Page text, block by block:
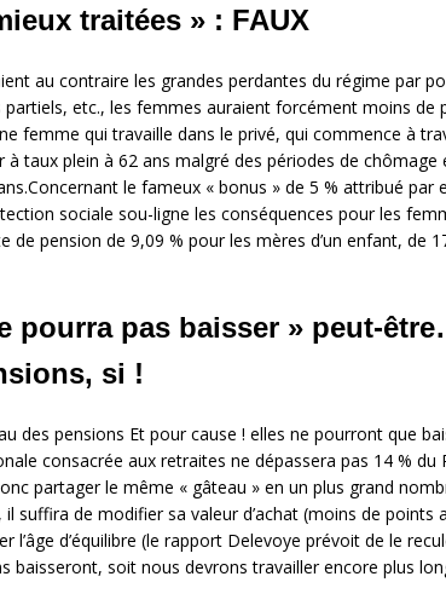
traitées » : FAUX
au contraire les grandes perdantes du régime par
etc., les femmes auraient forcément moins de
femme qui travaille dans le privé, qui commence à
taux plein à 62 ans malgré des périodes de chômage
le fameux « bonus » de 5 % attribué par
sociale sou-ligne les conséquences pour les
de pension de 9,09 % pour les mères d’un enfant, de
pourra pas baisser » peut-
si !
des pensions Et pour cause ! elles ne pourront que
consacrée aux retraites ne dépassera pas 14 % du
partager le même « gâteau » en un plus grand
suffira de modifier sa valeur d’achat (moins de points
d’équilibre (le rapport Delevoye prévoit de le
baisseront, soit nous devrons travailler encore plus